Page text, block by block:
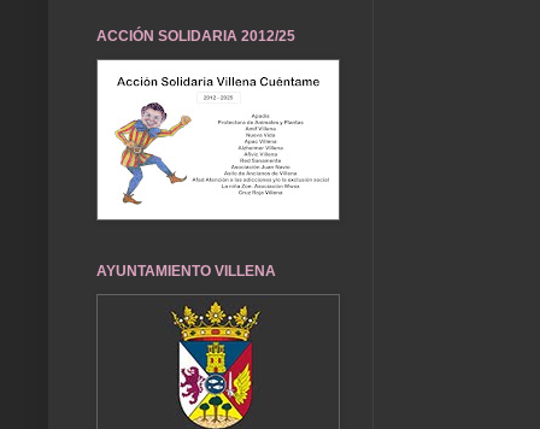
ACCIÓN SOLIDARIA 2012/25
AYUNTAMIENTO VILLENA